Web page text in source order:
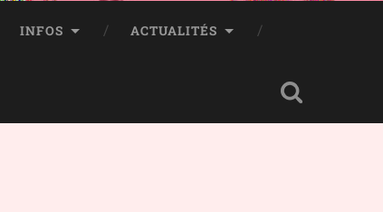
INFOS ACTUALITÉS